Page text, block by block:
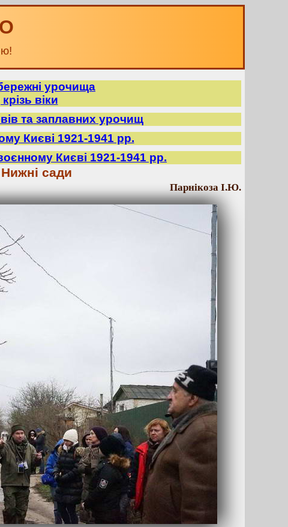
урочища
віки
та заплавних урочищ
Києві 1921-1941 рр.
Києві 1921-1941 рр.
сади
Парнікоза І.Ю.